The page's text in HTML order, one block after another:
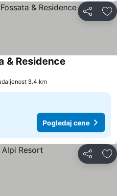
Deli
& Residence
3.4 km
Pogledaj cene
Deli